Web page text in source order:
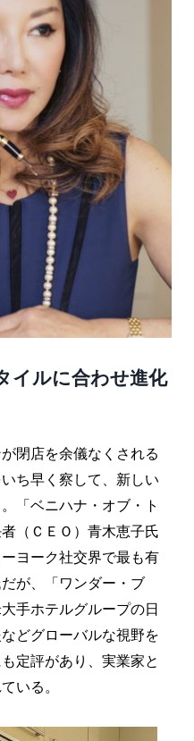
イルに合わせ進化
閉店を余儀なくされる
ち早く察して、新しい
「ベニハナ・オブ・ト
（ＣＥＯ）青木恵子氏
ヨーク社交界で最も有
が、「ワンダー・ブ
手ホテルグループの日
どグローバルな視野を
定評があり、実業家と
いる。